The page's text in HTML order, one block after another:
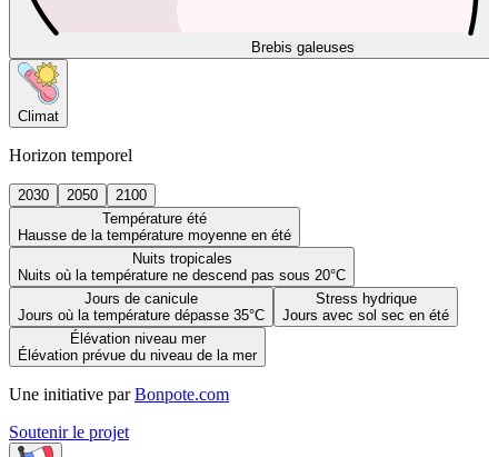
Brebis galeuses
Climat
Horizon temporel
2030 2050
2100
Température été
Hausse de la température moyenne en été
Nuits tropicales
Nuits où la température ne descend pas sous 20°C
Jours de canicule
Jours où la température dépasse 35°C
Stress hydrique
Jours avec sol sec en été
Élévation niveau mer
Élévation prévue du niveau de la mer
Une initiative par Bonpote.com
Soutenir le projet